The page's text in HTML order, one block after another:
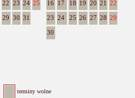
22 23 24 25
29 30 31
16 17 18 19 20 21 22
23 24 25 26 27 28 29
30
terminy wolne